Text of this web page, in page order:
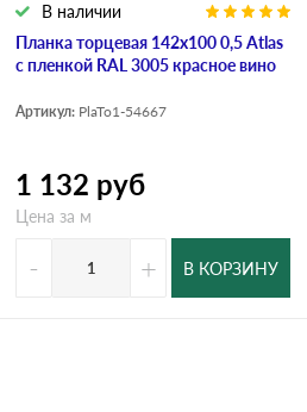
Планка торцевая 142х100 0,5 Atlas
с пленкой RAL 3005 красное вино
В наличии
Артикул: PlaTo1-54667
1 132 руб
Цена за м
- + В КОРЗИНУ